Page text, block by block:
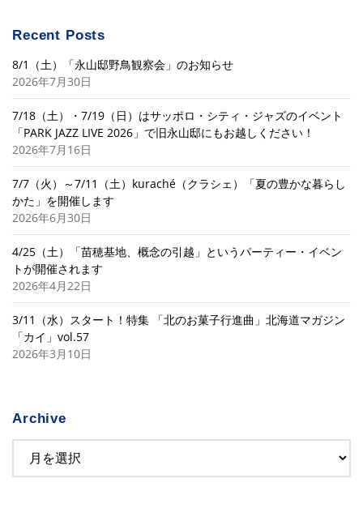
Recent Posts
8/1（土）「永山邸野鳥観察会」のお知らせ
2026年7月30日
7/18（土）・7/19（日）はサッポロ・シティ・ジャズのイベント
「PARK JAZZ LIVE 2026」で旧永山邸にもお越しください！
2026年7月16日
7/7（火）～7/11（土）kuraché（クラシェ）「夏の豊かな暮らし
かた」を開催します
2026年6月30日
4/25（土）「苗穂基地、概念の引越」というパーティー・イベン
トが開催されます
2026年4月22日
3/11（水）スタート！特集 「北のお菓子行進曲」北海道マガジン
「カイ」vol.57
2026年3月10日
Archive